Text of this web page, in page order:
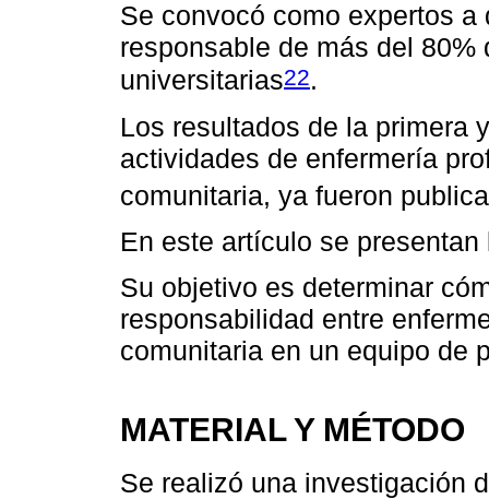
Se convocó como expertos
responsable de más del
universitarias22.
Los resultados de la primera
actividades de enfermería
comunitaria, ya fueron
En este artículo se
Su objetivo es determinar
responsabilidad entre
comunitaria en un equipo de
MATERIAL Y MÉTODO
Se realizó una investigación